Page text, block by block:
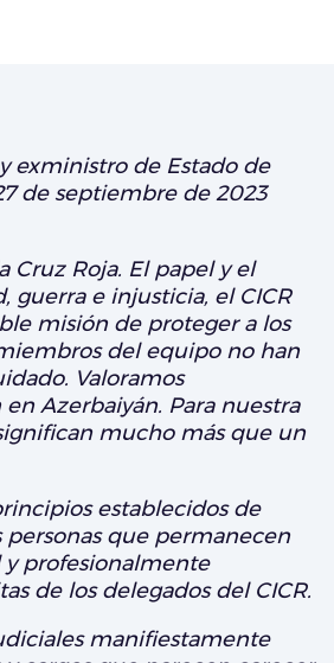
exministro de Estado de
de septiembre de 2023
Roja. El papel y el
guerra e injusticia, el CICR
misión de proteger a los
del equipo no han
Valoramos
Azerbaiyán. Para nuestra
mucho más que un
establecidos de
que permanecen
profesionalmente
de los delegados del CICR.
manifiestamente